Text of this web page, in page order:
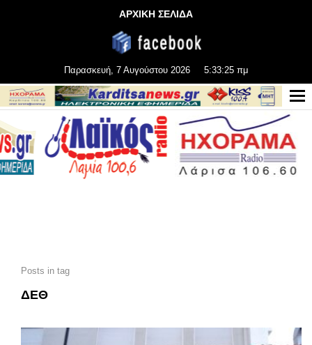
ΑΡΧΙΚΗ ΣΕΛΙΔΑ
Παρασκευή, 7 Αυγούστου 2026 5:33:27 πμ
Posts in tag
ΔΕΘ